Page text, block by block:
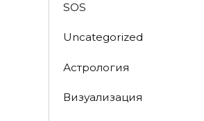
SOS
Uncategorized
Астрология
Визуализация